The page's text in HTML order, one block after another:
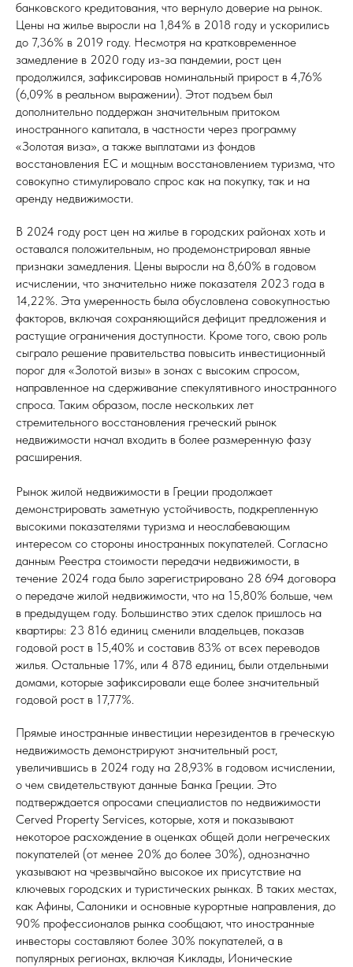
банковского кредитования, что вернуло доверие на рынок.
Цены на жилье выросли на 1,84% в 2018 году и ускорились
до 7,36% в 2019 году. Несмотря на кратковременное
замедление в 2020 году из-за пандемии, рост цен
продолжился, зафиксировав номинальный прирост в 4,76%
(6,09% в реальном выражении). Этот подъем был
дополнительно поддержан значительным притоком
иностранного капитала, в частности через программу
«Золотая виза», а также выплатами из фондов
восстановления ЕС и мощным восстановлением туризма, что
совокупно стимулировало спрос как на покупку, так и на
аренду недвижимости.
В 2024 году рост цен на жилье в городских районах хоть и
оставался положительным, но продемонстрировал явные
признаки замедления. Цены выросли на 8,60% в годовом
исчислении, что значительно ниже показателя 2023 года в
14,22%. Эта умеренность была обусловлена совокупностью
факторов, включая сохраняющийся дефицит предложения и
растущие ограничения доступности. Кроме того, свою роль
сыграло решение правительства повысить инвестиционный
порог для «Золотой визы» в зонах с высоким спросом,
направленное на сдерживание спекулятивного иностранного
спроса. Таким образом, после нескольких лет
стремительного восстановления греческий рынок
недвижимости начал входить в более размеренную фазу
расширения.
Рынок жилой недвижимости в Греции продолжает
демонстрировать заметную устойчивость, подкрепленную
высокими показателями туризма и неослабевающим
интересом со стороны иностранных покупателей. Согласно
данным Реестра стоимости передачи недвижимости, в
течение 2024 года было зарегистрировано 28 694 договора
о передаче жилой недвижимости, что на 15,80% больше, чем
в предыдущем году. Большинство этих сделок пришлось на
квартиры: 23 816 единиц сменили владельцев, показав
годовой рост в 15,40% и составив 83% от всех переводов
жилья. Остальные 17%, или 4 878 единиц, были отдельными
домами, которые зафиксировали еще более значительный
годовой рост в 17,77%.
Прямые иностранные инвестиции нерезидентов в греческую
недвижимость демонстрируют значительный рост,
увеличившись в 2024 году на 28,93% в годовом исчислении,
о чем свидетельствуют данные Банка Греции. Это
подтверждается опросами специалистов по недвижимости
Cerved Property Services, которые, хотя и показывают
некоторое расхождение в оценках общей доли негреческих
покупателей (от менее 20% до более 30%), однозначно
указывают на чрезвычайно высокое их присутствие на
ключевых городских и туристических рынках. В таких местах,
как Афины, Салоники и основные курортные направления, до
90% профессионалов рынка сообщают, что иностранные
инвесторы составляют более 30% покупателей, а в
популярных регионах, включая Киклады, Ионические